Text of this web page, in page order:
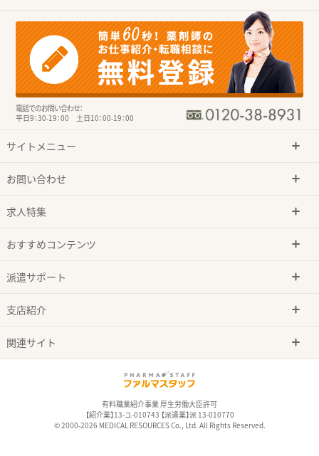
電話でのお問い合わせ：
平日9：30-19：00 土日10：00-19：00
サイトメニュー
お問い合わせ
求人特集
おすすめコンテンツ
派遣サポート
支店紹介
関連サイト
有料職業紹介事業 厚生労働大臣許可
【紹介業】13-ユ-010743 【派遣業】派 13-010770
© 2000-2026 MEDICAL RESOURCES Co., Ltd. All Rights Reserved.